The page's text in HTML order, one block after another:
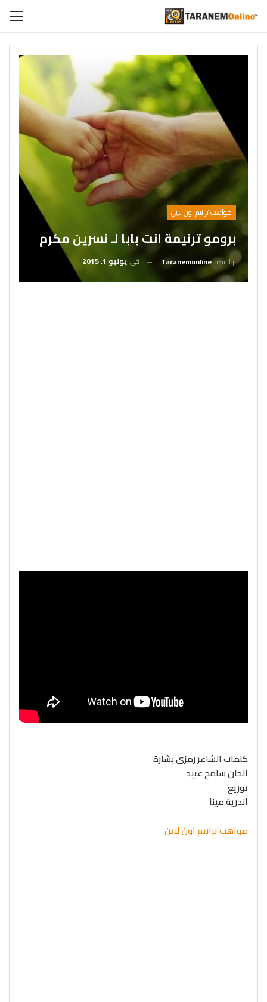
مواهب ترانيم اون لاين
برومو ترنيمة انت بابا لـ نسرين مكرم
بواسطةTaranemonline في يوليو 1, 2015
كلمات الشاعر رمزى بشارة
الحان سامح عبيد
توزيع
اندرية مينا
مواهب ترانيم اون لاين